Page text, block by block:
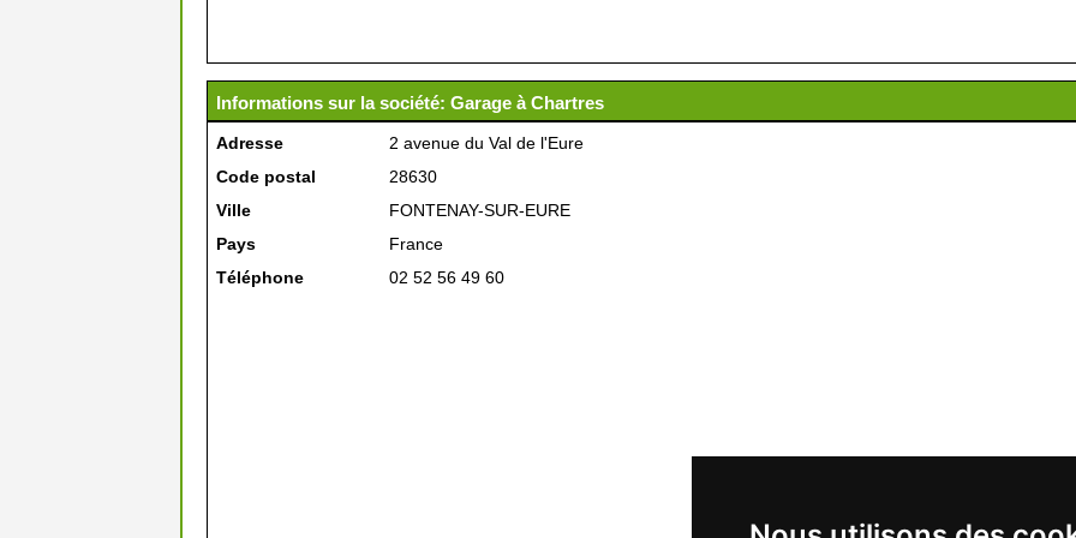
Informations sur la société: Garage à Chartres
Adresse
2 avenue du Val de l'Eure
Code postal
28630
Ville
FONTENAY-SUR-EURE
Pays
France
Téléphone
02 52 56 49 60